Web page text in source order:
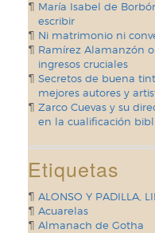
María Isabel de
escribir
Ni matrimonio ni
Ramírez Alamanzón
ingresos cruciales
Secretos de buena
mejores autores y
Zarco Cuevas y su
en la cualificación
Etiquetas
ALONSO Y PADILLA,
Acuarelas
Almanach de Gotha